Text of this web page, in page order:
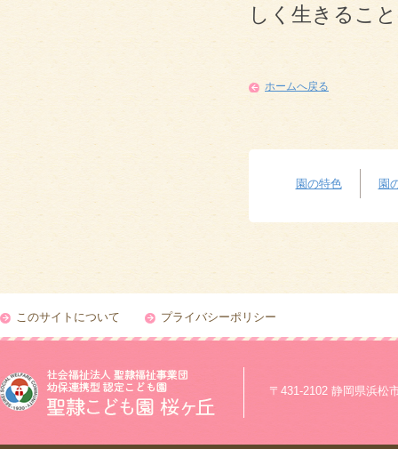
しく生きるこ
ホームへ戻る
園の特色 園
このサイトについて プライバシーポリシー
〒431-2102 静岡県浜松